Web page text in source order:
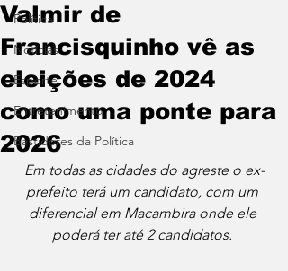
Política
Notícias
Esporte
Entretenimento
Bastidores da Política
Valmir de
Francisquinho vê as
eleições de 2024
como uma ponte para
2026
Em todas as cidades do agreste o ex-
prefeito terá um candidato, com um
diferencial em Macambira onde ele
poderá ter até 2 candidatos.